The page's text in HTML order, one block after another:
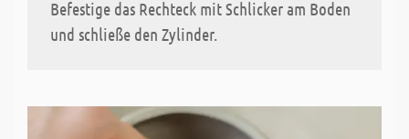
Befestige das Rechteck mit Schlicker am Boden
und schließe den Zylinder.